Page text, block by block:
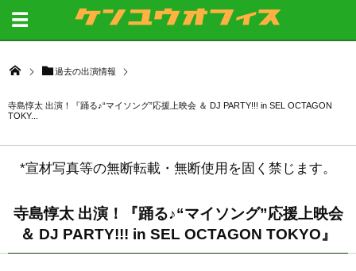
過去の出演情報
寺島惇太 出演！『踊る♪“マイソング”応援上映会 ＆ DJ PARTY!!! in SEL OCTAGON
TOKY...
*宣材写真等の無断転載・無断使用を固く禁じます。
寺島惇太 出演！『踊る♪“マイソング”応援上映会
＆ DJ PARTY!!! in SEL OCTAGON TOKYO』